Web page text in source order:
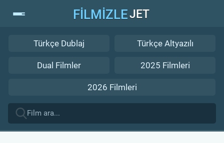
FİLMİZLEJET
Türkçe Dublaj Türkçe Altyazılı
Dual Filmler 2025 Filmleri
2026 Filmleri